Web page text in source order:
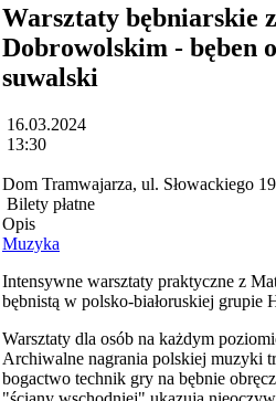
Warsztaty bębniarskie
Dobrowolskim - bęben
suwalski
16.03.2024
13:30
Dom Tramwajarza, ul. Słowackiego
Bilety płatne
Opis
Muzyka
Intensywne warsztaty praktyczne z
bębnistą w polsko-białoruskiej grupie
Warsztaty dla osób na każdym
Archiwalne nagrania polskiej muzyki
bogactwo technik gry na bębnie